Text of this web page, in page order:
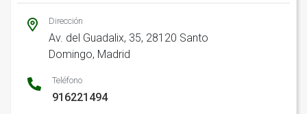
Dirección
Av. del Guadalix, 35, 28120 Santo
Domingo, Madrid
Teléfono
916221494